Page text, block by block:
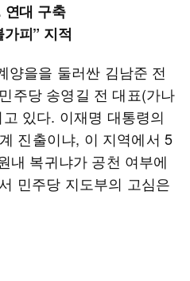
대 구축
피” 지적
양을을 둘러싼 김남준 전
주당 송영길 전 대표(가나
있다. 이재명 대통령의
진출이냐, 이 지역에서 5
내 복귀냐가 공천 여부에
민주당 지도부의 고심은